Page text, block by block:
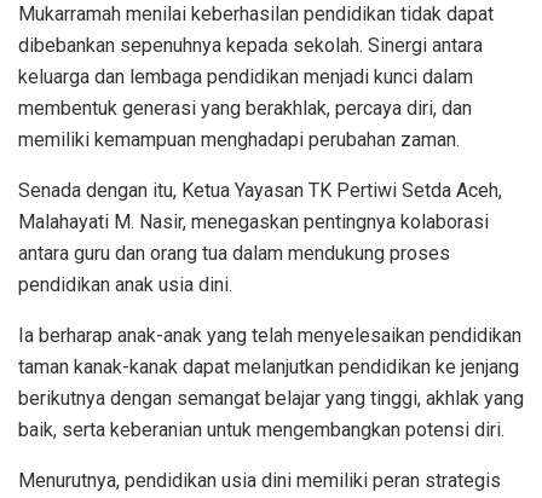
Mukarramah menilai keberhasilan pendidikan tidak dapat
dibebankan sepenuhnya kepada sekolah. Sinergi antara
keluarga dan lembaga pendidikan menjadi kunci dalam
membentuk generasi yang berakhlak, percaya diri, dan
memiliki kemampuan menghadapi perubahan zaman.
Senada dengan itu, Ketua Yayasan TK Pertiwi Setda Aceh,
Malahayati M. Nasir, menegaskan pentingnya kolaborasi
antara guru dan orang tua dalam mendukung proses
pendidikan anak usia dini.
Ia berharap anak-anak yang telah menyelesaikan pendidikan
taman kanak-kanak dapat melanjutkan pendidikan ke jenjang
berikutnya dengan semangat belajar yang tinggi, akhlak yang
baik, serta keberanian untuk mengembangkan potensi diri.
Menurutnya, pendidikan usia dini memiliki peran strategis